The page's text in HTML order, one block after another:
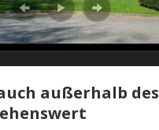
außerhalb des